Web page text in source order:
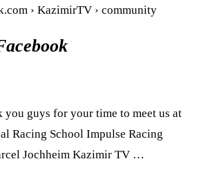
› KazimirTV › community
you guys for your time to meet us at
Racing School Impulse Racing
Jochheim Kazimir TV …